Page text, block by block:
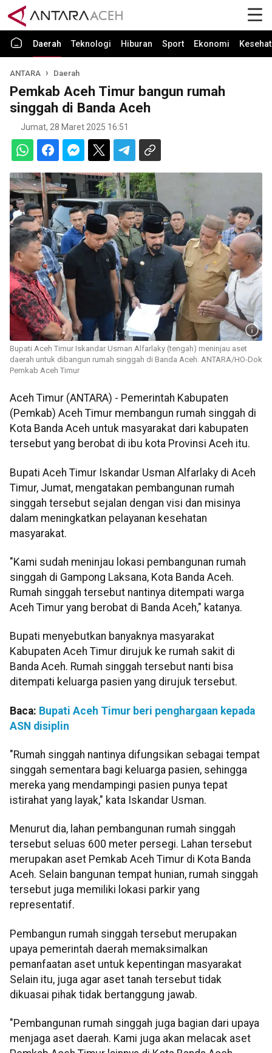
Daerah Teknologi Hiburan Sport Ekonomi
ANTARA Daerah
Pemkab Aceh Timur bangun rumah
singgah di Banda Aceh
Jumat, 28 Maret 2025 16:51
Bupati Aceh Timur Iskandar Usman Alfarlaky (tengah) meninjau aset
daerah untuk dibangun rumah singgah di Banda Aceh. ANTARA/HO-Dok
Pemkab Aceh Timur
Aceh Timur (ANTARA) - Pemerintah Kabupaten
(Pemkab) Aceh Timur membangun rumah singgah di
Kota Banda Aceh untuk masyarakat dari kabupaten
tersebut yang berobat di ibu kota Provinsi Aceh itu.
Bupati Aceh Timur Iskandar Usman Alfarlaky di Aceh
Timur, Jumat, mengatakan pembangunan rumah
singgah tersebut sejalan dengan visi dan misinya
dalam meningkatkan pelayanan kesehatan
masyarakat.
"Kami sudah meninjau lokasi pembangunan rumah
singgah di Gampong Laksana, Kota Banda Aceh.
Rumah singgah tersebut nantinya ditempati warga
Aceh Timur yang berobat di Banda Aceh," katanya.
Bupati menyebutkan banyaknya masyarakat
Kabupaten Aceh Timur dirujuk ke rumah sakit di
Banda Aceh. Rumah singgah tersebut nanti bisa
ditempati keluarga pasien yang dirujuk tersebut.
Baca: Bupati Aceh Timur beri penghargaan kepada
ASN disiplin
"Rumah singgah nantinya difungsikan sebagai tempat
singgah sementara bagi keluarga pasien, sehingga
mereka yang mendampingi pasien punya tepat
istirahat yang layak," kata Iskandar Usman.
Menurut dia, lahan pembangunan rumah singgah
tersebut seluas 600 meter persegi. Lahan tersebut
merupakan aset Pemkab Aceh Timur di Kota Banda
Aceh. Selain bangunan tempat hunian, rumah singgah
tersebut juga memiliki lokasi parkir yang
representatif.
Pembangun rumah singgah tersebut merupakan
upaya pemerintah daerah memaksimalkan
pemanfaatan aset untuk kepentingan masyarakat
Selain itu, juga agar aset tanah tersebut tidak
dikuasai pihak tidak bertanggung jawab.
"Pembangunan rumah singgah juga bagian dari upaya
menjaga aset daerah. Kami juga akan melacak aset